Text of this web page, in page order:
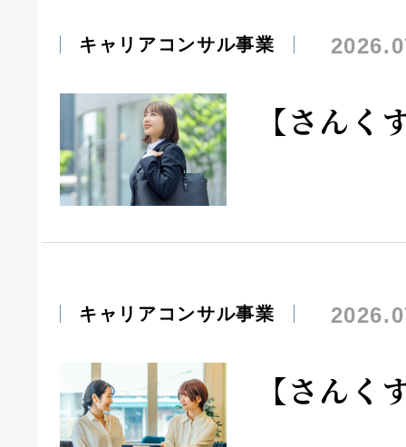
キャリアコンサル事業
【さんく
キャリアコンサル事業
【さんく